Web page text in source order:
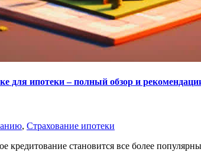
для ипотеки – полный обзор и
, Страхование ипотеки
кредитование становится все более